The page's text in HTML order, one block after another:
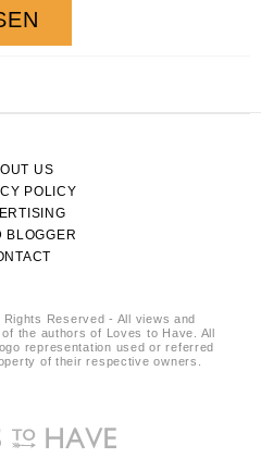
US
POLICY
BLOGGER
Reserved - All views and
the authors of Loves to Have. All
representation used or referred
of their respective owners.